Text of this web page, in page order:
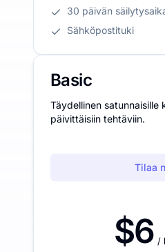
30 päivän
Sähköpostituki
Basic
Täydellinen satunnaisille
päivittäisiin tehtäviin.
Tilaa
$6 /